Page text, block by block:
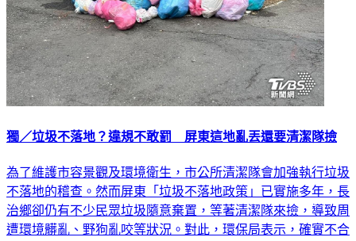
獨／垃圾不落地？違規不敢罰 屏東這地亂丟還要清潔隊撿
為了維護市容景觀及環境衛生，市公所清潔隊會加強執行垃圾
不落地的稽查。然而屏東「垃圾不落地政策」已實施多年，長
治鄉卻仍有不少民眾垃圾隨意棄置，等著清潔隊來撿，導致周
遭環境髒亂、野狗亂咬等狀況。對此，環保局表示，確實不合